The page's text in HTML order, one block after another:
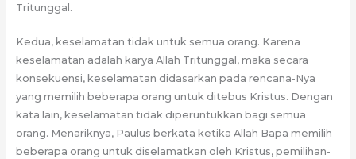
Tritunggal.
Kedua, keselamatan tidak untuk semua orang. Karena
keselamatan adalah karya Allah Tritunggal, maka secara
konsekuensi, keselamatan didasarkan pada rencana-Nya
yang memilih beberapa orang untuk ditebus Kristus. Dengan
kata lain, keselamatan tidak diperuntukkan bagi semua
orang. Menariknya, Paulus berkata ketika Allah Bapa memilih
beberapa orang untuk diselamatkan oleh Kristus, pemilihan-